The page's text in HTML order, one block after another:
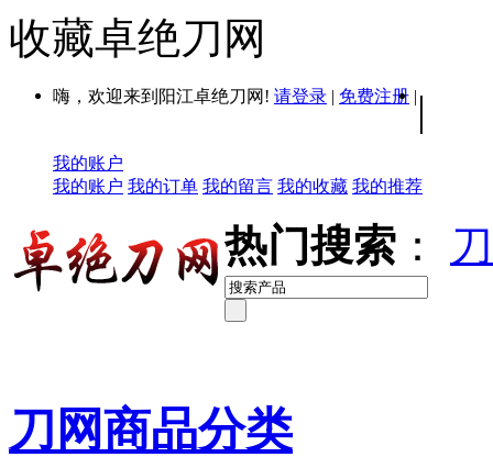
收藏卓绝刀网
嗨，欢迎来到阳江卓绝刀网! 请登录 | 免费注册 | |
我的账户
我的账户 我的订单 我的留言 我的收藏 我的推荐
热门搜索 ：
刀网商品分类